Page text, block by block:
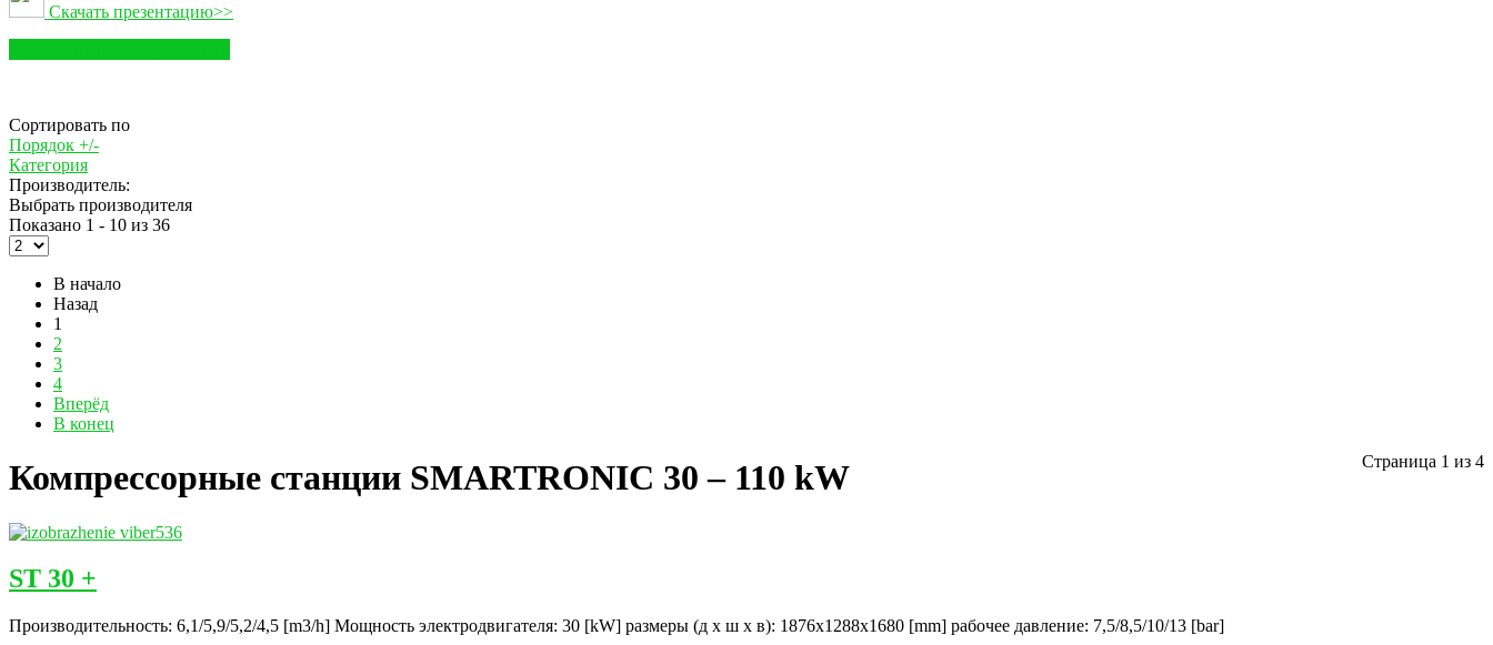
Скачать презентацию>>
Сортировать по
Порядок +/-
Категория
Производитель:
Выбрать производителя
Показано 1 - 10 из 36
В начало
Назад
1
2
3
4
Вперёд
В конец
Страница 1 из 4
Компрессорные станции SMARTRONIC 30 – 110 kW
ST 30 +
Производительность: 6,1/5,9/5,2/4,5 [m3/h] Mощность электродвигателя: 30 [kW] размеры (д х ш х в): 1876x1288x1680 [mm] рабочее давление: 7,5/8,5/10/13 [bar]